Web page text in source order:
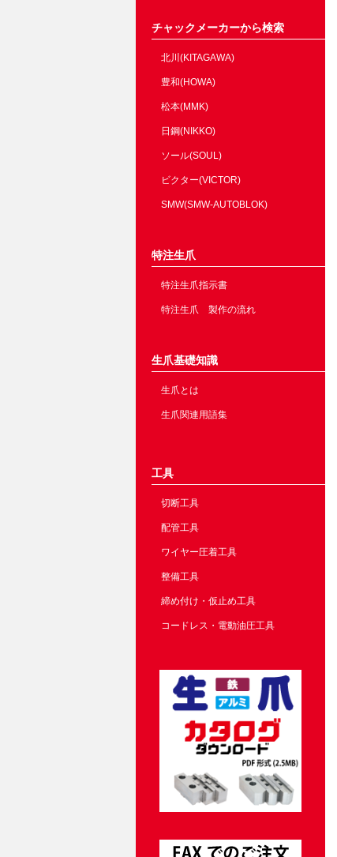
チャックメーカーから検索
北川(KITAGAWA)
豊和(HOWA)
松本(MMK)
日鋼(NIKKO)
ソール(SOUL)
ビクター(VICTOR)
SMW(SMW-AUTOBLOK)
特注生爪
特注生爪指示書
特注生爪 製作の流れ
生爪基礎知識
生爪とは
生爪関連用語集
工具
切断工具
配管工具
ワイヤー圧着工具
整備工具
締め付け・仮止め工具
コードレス・電動油圧工具